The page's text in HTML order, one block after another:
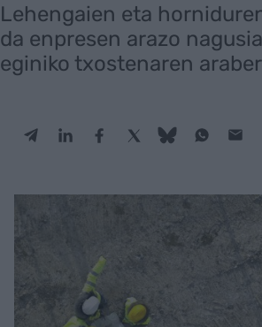
Lehengaien eta
da enpresen arazo
eginiko txostenaren